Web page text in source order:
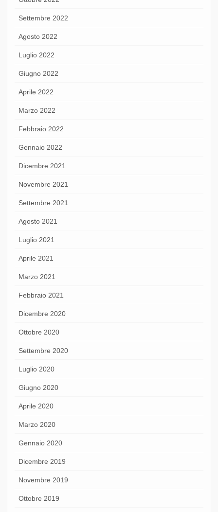
Settembre 2022
Agosto 2022
Luglio 2022
Giugno 2022
Aprile 2022
Marzo 2022
Febbraio 2022
Gennaio 2022
Dicembre 2021
Novembre 2021
Settembre 2021
Agosto 2021
Luglio 2021
Aprile 2021
Marzo 2021
Febbraio 2021
Dicembre 2020
Ottobre 2020
Settembre 2020
Luglio 2020
Giugno 2020
Aprile 2020
Marzo 2020
Gennaio 2020
Dicembre 2019
Novembre 2019
Ottobre 2019